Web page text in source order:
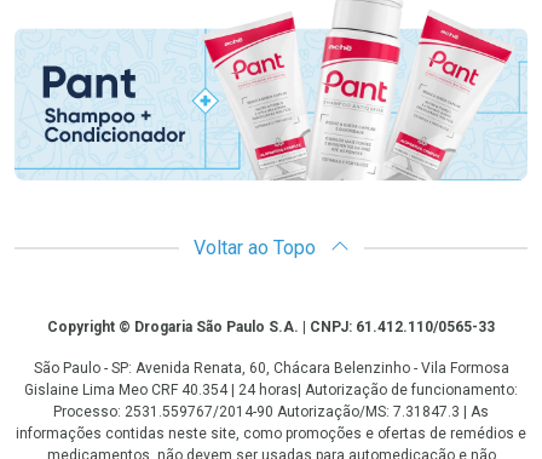
Voltar ao Topo
CopyrightCopyright © Drogaria São Paulo S.A. | CNPJ: 61.412.110/0565-33
São Paulo - SP: Avenida Renata, 60, Chácara Belenzinho - Vila Formosa
Gislaine Lima Meo CRF 40.354 | 24 horas| Autorização de funcionamento:
Processo: 2531.559767/2014-90 Autorização/MS: 7.31847.3 | As
informações contidas neste site, como promoções e ofertas de remédios e
medicamentos, não devem ser usadas para automedicação e não